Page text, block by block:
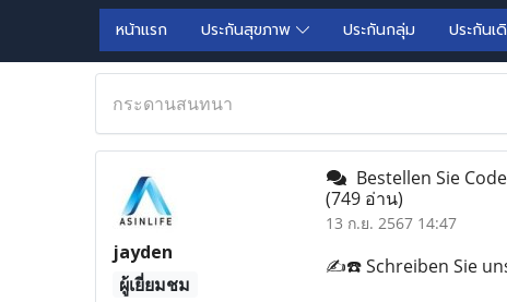
หน้าแรก ประกันสุขภาพ ประกันกลุ่ม ประกันเ
กระดานสนทนา
jayden
ผู้เยี่ยมชม
Bestellen Sie
(749 อ่าน)
13 ก.ย. 2567 14:47
✍️☎️ Schreiben Sie